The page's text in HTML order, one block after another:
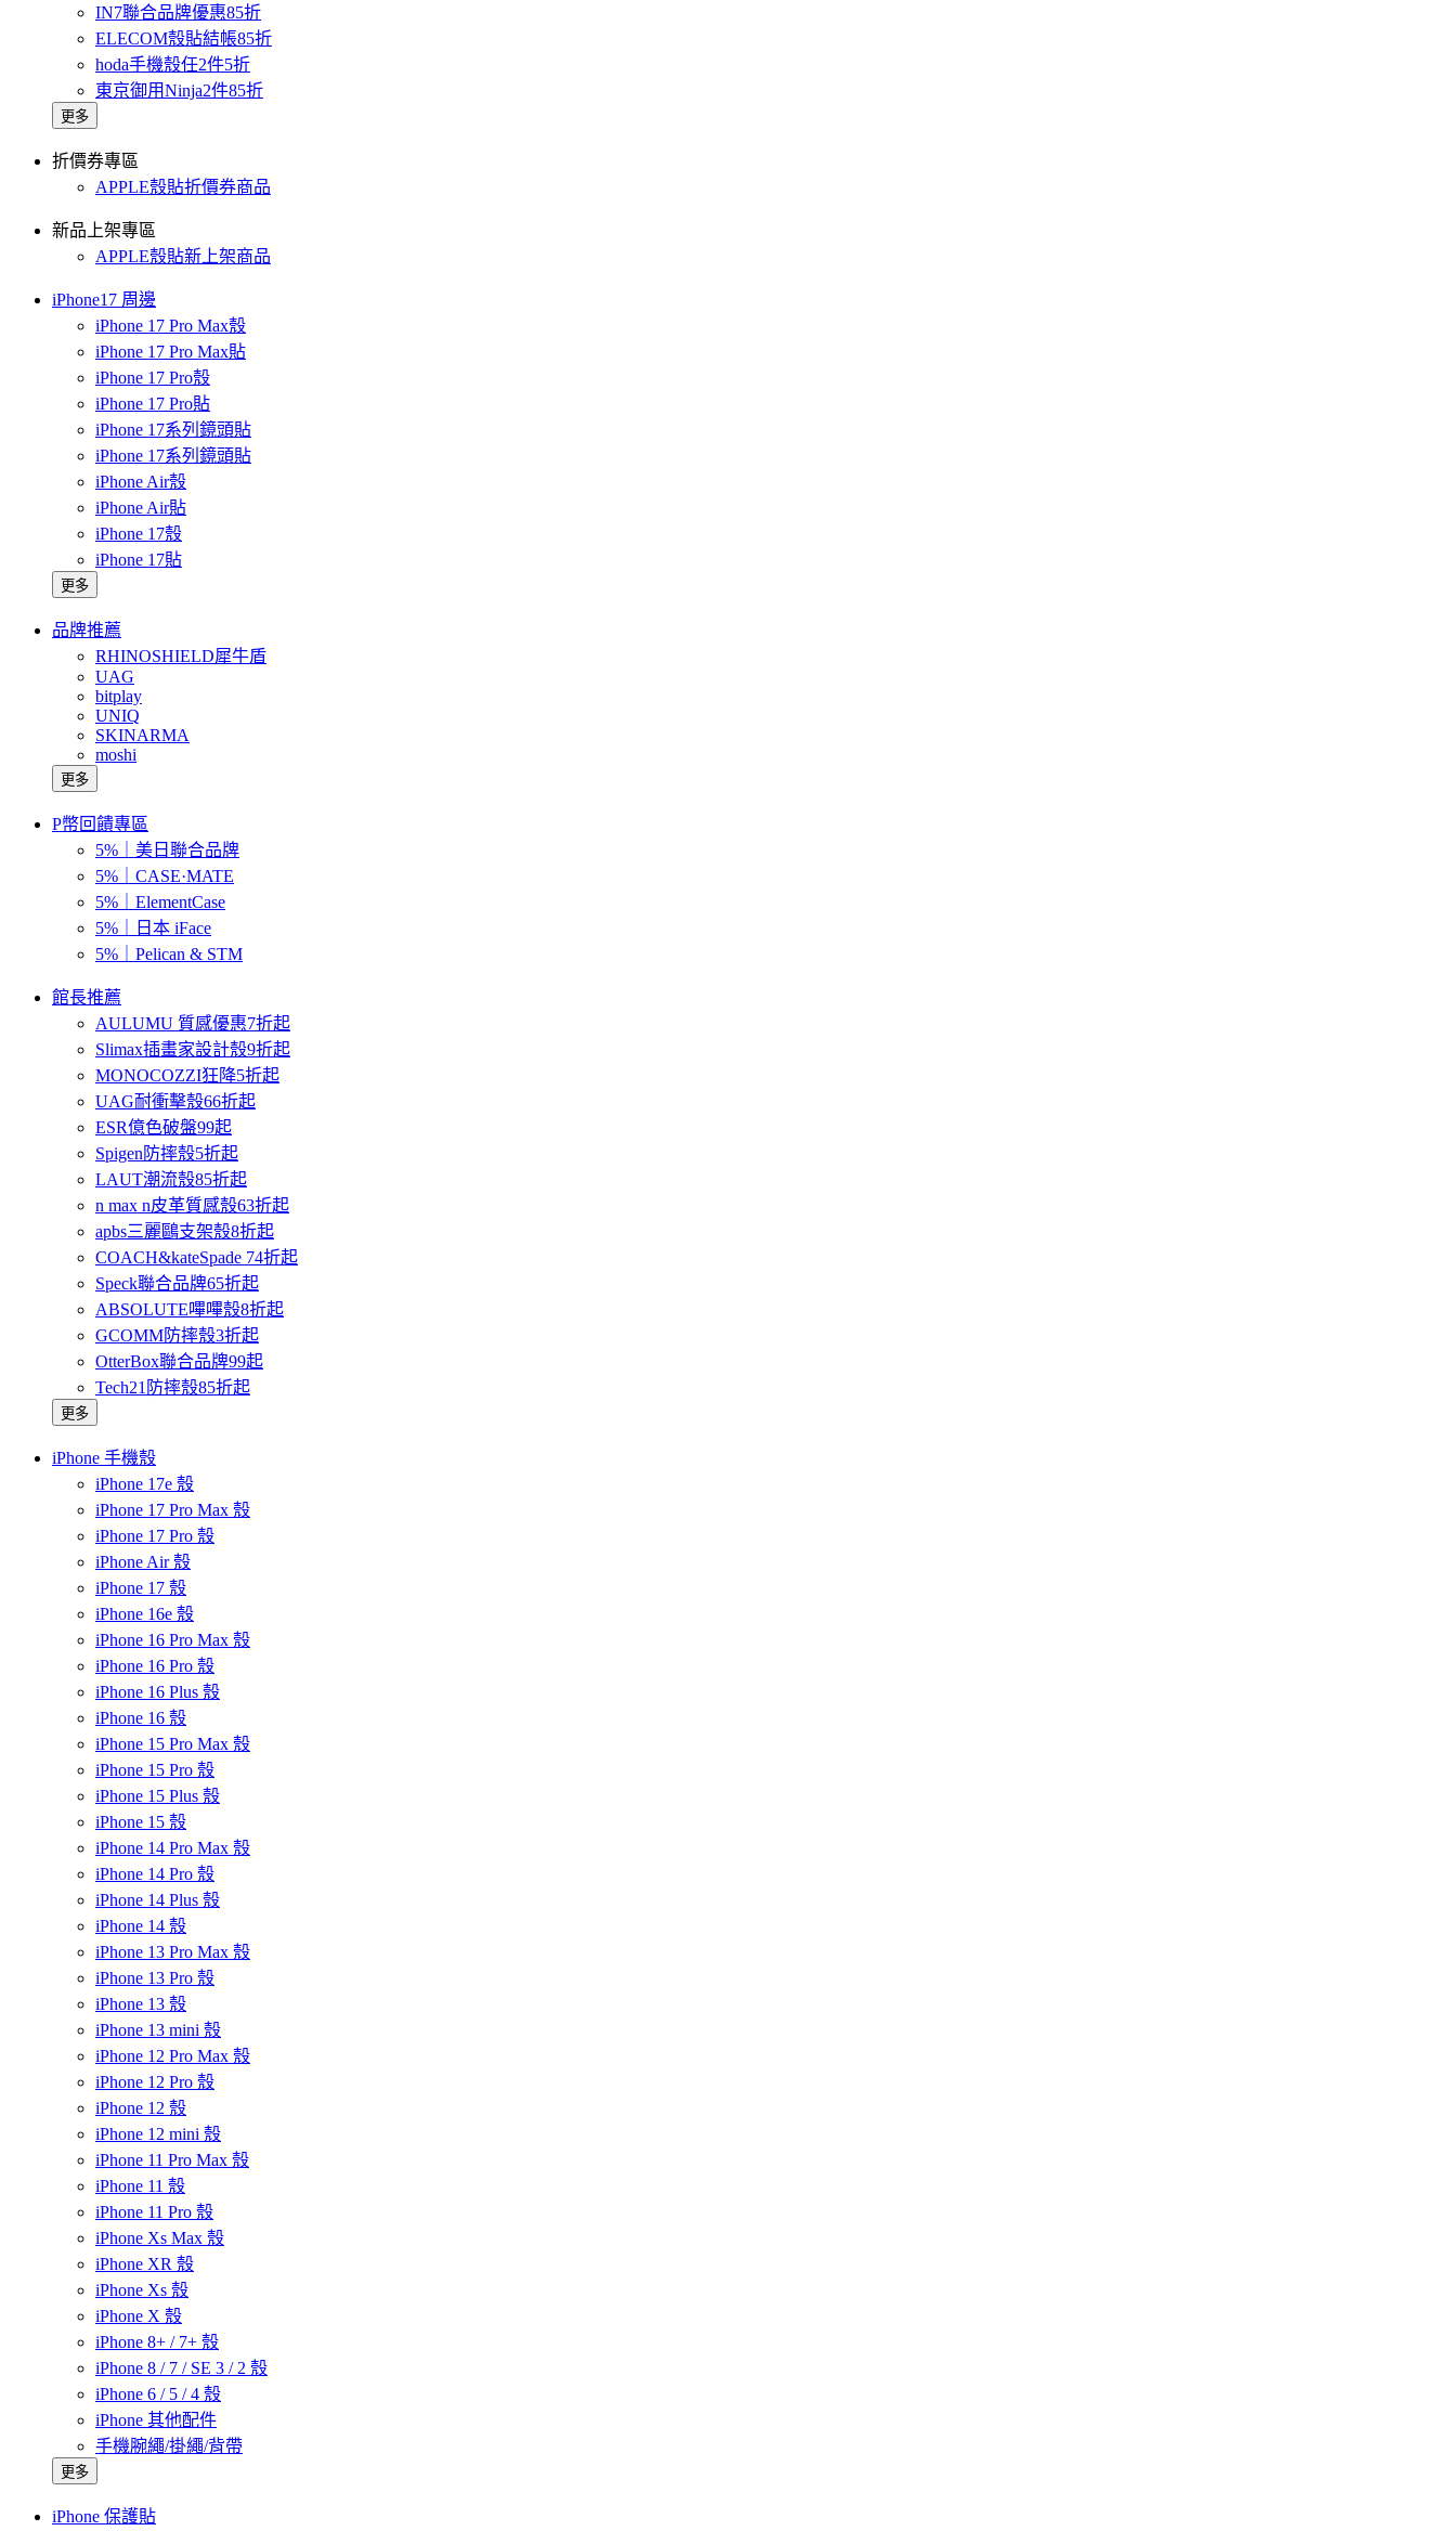
IN7聯合品牌優惠85折
ELECOM殼貼結帳85折
hoda手機殼任2件5折
東京御用Ninja2件85折
更多
折價券專區
APPLE殼貼折價券商品
新品上架專區
APPLE殼貼新上架商品
iPhone17 周邊
iPhone 17 Pro Max殼
iPhone 17 Pro Max貼
iPhone 17 Pro殼
iPhone 17 Pro貼
iPhone 17系列鏡頭貼
iPhone 17系列鏡頭貼
iPhone Air殼
iPhone Air貼
iPhone 17殼
iPhone 17貼
更多
品牌推薦
RHINOSHIELD犀牛盾
UAG
bitplay
UNIQ
SKINARMA
moshi
更多
P幣回饋專區
5%｜美日聯合品牌
5%｜CASE·MATE
5%｜ElementCase
5%｜日本 iFace
5%｜Pelican & STM
館長推薦
AULUMU 質感優惠7折起
Slimax插畫家設計殼9折起
MONOCOZZI狂降5折起
UAG耐衝擊殼66折起
ESR億色破盤99起
Spigen防摔殼5折起
LAUT潮流殼85折起
n max n皮革質感殼63折起
apbs三麗鷗支架殼8折起
COACH&kateSpade 74折起
Speck聯合品牌65折起
ABSOLUTE嗶嗶殼8折起
GCOMM防摔殼3折起
OtterBox聯合品牌99起
Tech21防摔殼85折起
更多
iPhone 手機殼
iPhone 17e 殼
iPhone 17 Pro Max 殼
iPhone 17 Pro 殼
iPhone Air 殼
iPhone 17 殼
iPhone 16e 殼
iPhone 16 Pro Max 殼
iPhone 16 Pro 殼
iPhone 16 Plus 殼
iPhone 16 殼
iPhone 15 Pro Max 殼
iPhone 15 Pro 殼
iPhone 15 Plus 殼
iPhone 15 殼
iPhone 14 Pro Max 殼
iPhone 14 Pro 殼
iPhone 14 Plus 殼
iPhone 14 殼
iPhone 13 Pro Max 殼
iPhone 13 Pro 殼
iPhone 13 殼
iPhone 13 mini 殼
iPhone 12 Pro Max 殼
iPhone 12 Pro 殼
iPhone 12 殼
iPhone 12 mini 殼
iPhone 11 Pro Max 殼
iPhone 11 殼
iPhone 11 Pro 殼
iPhone Xs Max 殼
iPhone XR 殼
iPhone Xs 殼
iPhone X 殼
iPhone 8+ / 7+ 殼
iPhone 8 / 7 / SE 3 / 2 殼
iPhone 6 / 5 / 4 殼
iPhone 其他配件
手機腕繩/掛繩/背帶
更多
iPhone 保護貼